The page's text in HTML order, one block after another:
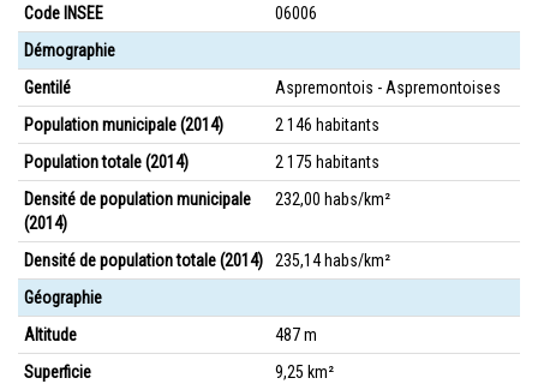
Code INSEE
06006
Démographie
Gentilé
Aspremontois - Aspremontoises
Population municipale (2014)
2 146 habitants
Population totale (2014)
2 175 habitants
Densité de population municipale
(2014)
232,00 habs/km²
Densité de population totale (2014)
235,14 habs/km²
Géographie
Altitude
487 m
Superficie
9,25 km²